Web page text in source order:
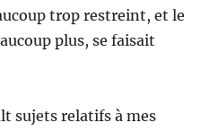
trop restreint, et le
plus, se faisait
sujets relatifs à mes